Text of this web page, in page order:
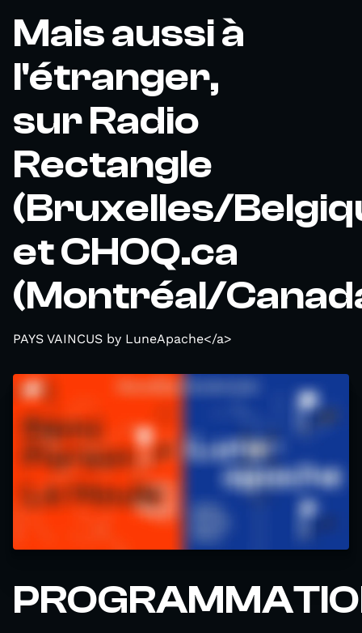
Mais aussi à
l'étranger,
sur Radio
Rectangle
(Bruxelles/
et CHOQ.ca
(Montréal/
PAYS VAINCUS by LuneApache</a>